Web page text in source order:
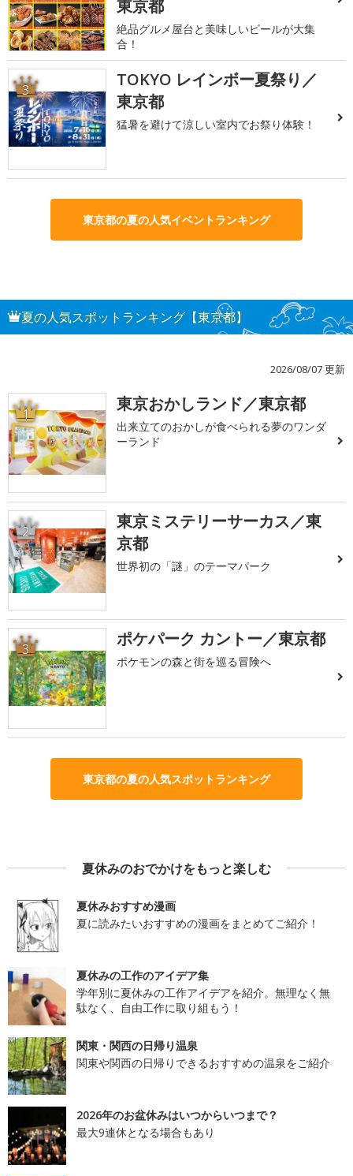
東京都
絶品グルメ屋台と美味しいビールが大集
合！
3
TOKYO レインボー夏祭り／
東京都
猛暑を避けて涼しい室内でお祭り体験！
東京都の夏の人気イベントランキング
夏の人気スポットランキング【東京都】
2026/08/07 更新
1 東京おかしランド／東京都
出来立てのおかしが食べられる夢のワンダ
ーランド
2
東京ミステリーサーカス／東
京都
世界初の「謎」のテーマパーク
3 ポケパーク カントー／東京都
ポケモンの森と街を巡る冒険へ
東京都の夏の人気スポットランキング
夏休みのおでかけをもっと楽しむ
夏休みおすすめ漫画
夏に読みたいおすすめの漫画をまとめてご紹介！
夏休みの工作のアイデア集
学年別に夏休みの工作アイデアを紹介。無理なく無
駄なく、自由工作に取り組もう！
関東・関西の日帰り温泉
関東や関西の日帰りできるおすすめの温泉をご紹介
2026年のお盆休みはいつからいつまで？
最大9連休となる場合もあり